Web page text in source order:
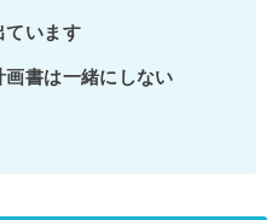
ています
書は一緒にしない